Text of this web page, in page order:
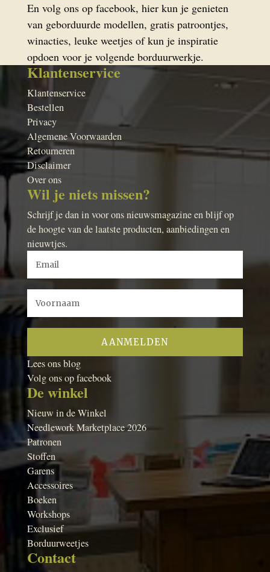
En volg ons op facebook, hier kun je genieten
van geborduurde modellen, gratis patroontjes,
winacties, leuke weetjes of kun je inspiratie
opdoen voor je volgende borduurwerkje.
Klantenservice
Klantenservice
Bestellen
Privacy
Algemene Voorwaarden
Retourneren
Disclaimer
Over ons
Wil je niets missen?
Schrijf je dan in voor ons nieuwsmagazine en blijf op
de hoogte van de laatste producten, aanbiedingen en
nieuwtjes.
Lees ons blog
Volg ons op facebook
De winkel
Nieuw in de Winkel
Needlework Marketplace 2026
Patronen
Stoffen
Garens
Accessoires
Boeken
Workshops
Exclusief
Borduurweetjes
Contact